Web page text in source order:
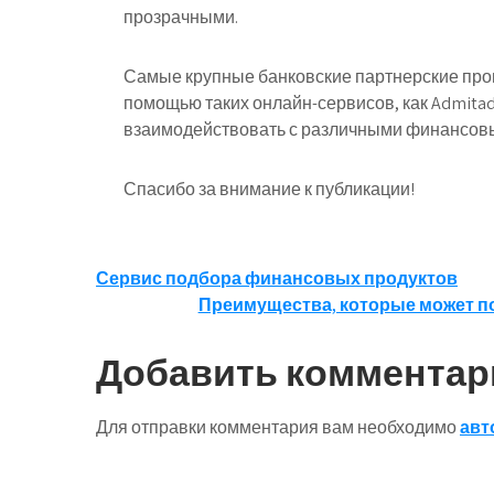
прозрачными.
Самые крупные банковские партнерские
помощью таких онлайн-сервисов, как
взаимодействовать с различными
Спасибо за внимание к публикации!
Навигация
записям
Сервис подбора финансовых продуктов
Преимущества, которые может
Добавить
Для отправки комментария вам необходимо